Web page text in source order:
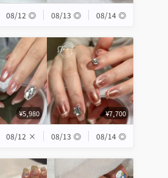
08/12 ◎ 08/13 ◎ 08/14 ◎
¥5,980 ¥7,700
08/12 × 08/13 ◎ 08/14 ◎